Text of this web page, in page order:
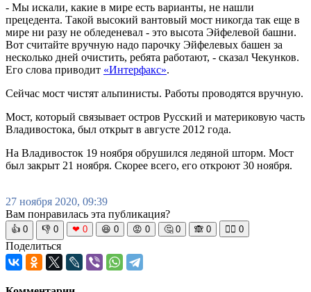
- Мы искали, какие в мире есть варианты, не нашли
прецедента. Такой высокий вантовый мост никогда так еще в
мире ни разу не обледеневал - это высота Эйфелевой башни.
Вот считайте вручную надо парочку Эйфелевых башен за
несколько дней очистить, ребята работают, - сказал Чекунков.
Его слова приводит «Интерфакс».
Сейчас мост чистят альпинисты. Работы проводятся вручную.
Мост, который связывает остров Русский и материковую часть
Владивостока, был открыт в августе 2012 года.
На Владивосток 19 ноября обрушился ледяной шторм. Мост
был закрыт 21 ноября. Скорее всего, его откроют 30 ноября.
27 ноября 2020, 09:39
Вам понравилась эта публикация?
👍 0 👎 0 ❤ 0 😆 0 😡 0 🤔 0 🙈 0 🧘‍♀️ 0
Поделиться